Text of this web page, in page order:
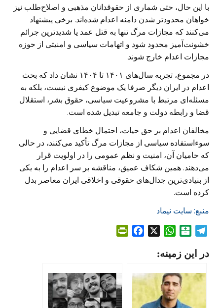
با این حال، حتی شماری از حقوقدانان مذهبی و اصلاح‌طلب نیز
خواهان محدودتر شدن دامنه اعدام شده‌اند. برخی پیشنهاد
می‌کنند که مجازات مرگ تنها به قتل عمد یا شدیدترین جرائم
خشونت‌آمیز محدود شود و اتهامات سیاسی و امنیتی از حوزه
مجازات اعدام خارج شوند.
در مجموع، تجربه سال‌های ۱۴۰۱ تا ۱۴۰۴ نشان داد که بحث
اعدام در ایران دیگر صرفا یک موضوع کیفری نیست، بلکه به
مسئله‌ای مرتبط با مشروعیت سیاسی، حقوق بشر، استقلال
قضا و رابطه دولت و جامعه تبدیل شده است.
مخالفان اعدام بر حق حیات، احتمال خطای قضایی و
سوءاستفاده سیاسی از مجازات مرگ تأکید می‌کنند، در حالی
که حامیان آن، امنیت و نظم عمومی را در اولویت قرار
می‌دهند. همین شکاف عمیق، مناقشه بر سر اعدام را به یکی
از بنیادی‌ترین جدال‌های حقوقی و اخلاقی ایران معاصر بدل
کرده است.
منبع: سایت نیماد
l
g
t
a
r
W
a
s
A
p
t
F
r
در این زمینه: